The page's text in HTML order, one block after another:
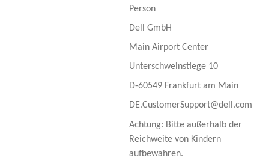
Person
Dell GmbH
Main Airport Center
Unterschweinstiege 10
D-60549 Frankfurt am Main
DE.CustomerSupport@dell.com
Achtung: Bitte außerhalb der
Reichweite von Kindern
aufbewahren.